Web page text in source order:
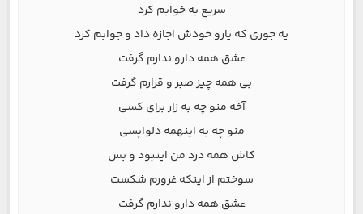
سریع به خوابم کرد
یه جوری که یارو خودش اجازه داد و جوابم کرد
عشق همه دارو ندارم گرفت
بی همه چیز صبر و قرارم گرفت
آخه منو چه به زار برای کسی
منو چه به اینهمه دلواپسی
کاش همه درد من اینبود و بس
سوختم از اینکه غرورم شکست
عشق همه دارو ندارم گرفت